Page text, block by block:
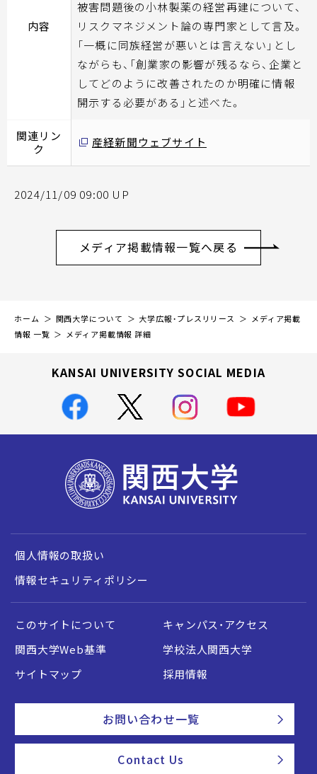
内容
被害問題後の小林製薬の経営再建について、
リスクマネジメント論の専門家として言及。
「一概に同族経営が悪いとは言えない」とし
ながらも、「創業家の影響が残るなら、企業と
してどのように改善されたのか明確に情報
開示する必要がある」と述べた。
関連リン
ク
産経新聞ウェブサイト
2024/11/09 09:00 UP
メディア掲載情報一覧へ戻る
ホーム 関西大学について 大学広報・プレスリリース
メディア掲載
情報 一覧
メディア掲載情報 詳細
KANSAI UNIVERSITY SOCIAL MEDIA
個人情報の取扱い
情報セキュリティポリシー
このサイトについて
キャンパス・アクセス
関西大学Web基準
学校法人関西大学
サイトマップ
採用情報
お問い合わせ一覧
Contact Us